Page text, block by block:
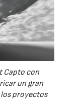
Capto con
un gran
proyectos